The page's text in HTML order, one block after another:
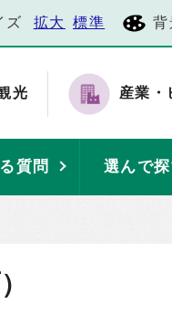
ズ 拡大 標準 背
光 産業・
質問 選んで